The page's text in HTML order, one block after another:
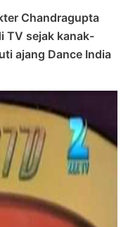
Chandragupta
TV sejak kanak-
ajang Dance India